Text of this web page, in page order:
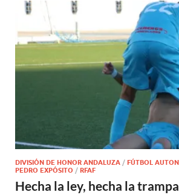
DIVISIÓN DE HONOR ANDALUZA / FÚTBOL
PEDRO EXPÓSITO / RFAF
Hecha la ley, hecha la trampa